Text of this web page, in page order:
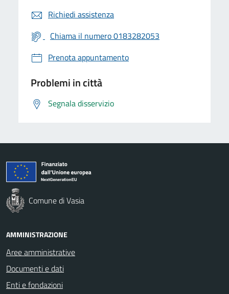
Richiedi assistenza
Chiama il numero 0183282053
Prenota appuntamento
Problemi in città
Segnala disservizio
Comune di Vasia
AMMINISTRAZIONE
Aree amministrative
Documenti e dati
Enti e fondazioni